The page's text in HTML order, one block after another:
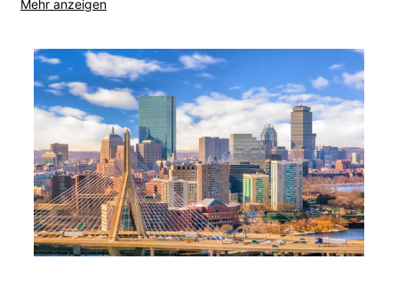
River findest du dich in einer fußgängerfreundlichen
Metropole wieder, die zugleich intellektuell und
zugänglich ist.